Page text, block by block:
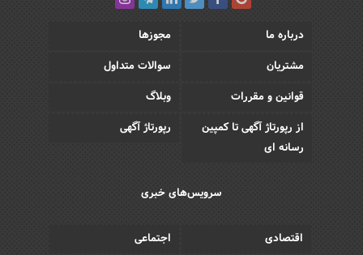
درباره ما
مجوزها
مشتریان
سوالات متداول
قوانین و مقررات
وبلاگ
از رپورتاژ آگهی تا کمپین
رسانه ای
رپورتاژ آگهی
سرویس‌های خبری
اقتصادی اجتماعی